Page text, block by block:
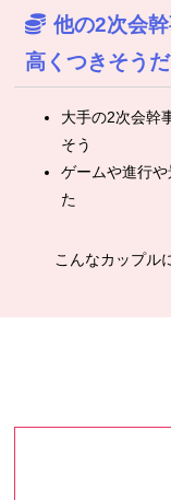
他の2次会
高くつきそう
大手の2次会幹
そう
ゲームや進行
た
こんなカップル